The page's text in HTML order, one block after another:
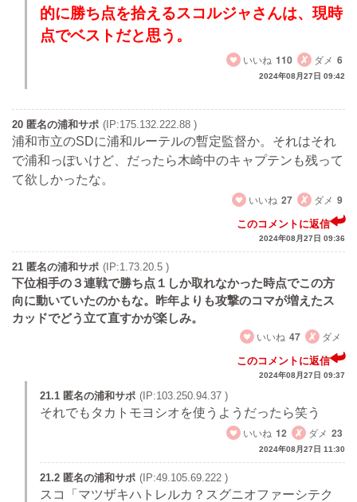
的に勝ち点を拾えるスコルジャさんは、現時
点でベストだと思う。
いいね 110 ダメ 6
2024年08月27日 09:42
20 匿名の浦和サポ (IP:175.132.222.88 )
浦和市立のSDに浦和ルーテルの暫定監督か。それはそれ
で浦和っぽいけど、だったら木崎中のキャプテンも残って
て欲しかったな。
いいね 27 ダメ 9
このコメントに返信
2024年08月27日 09:36
21 匿名の浦和サポ (IP:1.73.20.5 )
下位相手の３連戦で勝ち点１しか取れなかった時点でこの方
向に動いていたのかもな。昨年よりも攻撃のコマが増えたス
カッドでどう立て直すかが楽しみ。
いいね 47 ダメ
このコメントに返信
2024年08月27日 09:37
21.1 匿名の浦和サポ (IP:103.250.94.37 )
それでもタカトモヨシオを使うようだったら笑う
いいね 12 ダメ 23
2024年08月27日 11:30
21.2 匿名の浦和サポ (IP:49.105.69.222 )
スコ「マツザキハトレルカ？スグニオファーシテク